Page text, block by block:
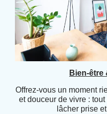
Bien-être
Offrez-vous un moment
et douceur de vivre :
lâcher prise